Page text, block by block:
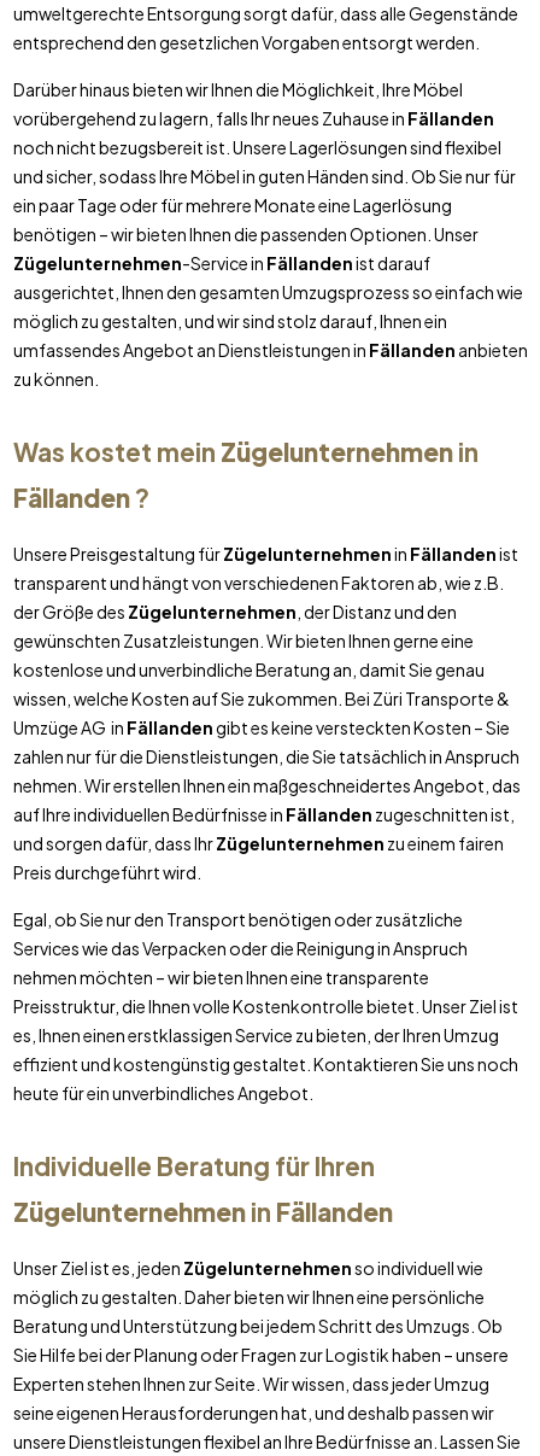
umweltgerechte Entsorgung sorgt dafür, dass alle Gegenstände
entsprechend den gesetzlichen Vorgaben entsorgt werden.
Darüber hinaus bieten wir Ihnen die Möglichkeit, Ihre Möbel
vorübergehend zu lagern, falls Ihr neues Zuhause in Fällanden
noch nicht bezugsbereit ist. Unsere Lagerlösungen sind flexibel
und sicher, sodass Ihre Möbel in guten Händen sind. Ob Sie nur für
ein paar Tage oder für mehrere Monate eine Lagerlösung
benötigen – wir bieten Ihnen die passenden Optionen. Unser
Zügelunternehmen-Service in Fällandenist darauf
ausgerichtet, Ihnen den gesamten Umzugsprozess so einfach wie
möglich zu gestalten, und wir sind stolz darauf, Ihnen ein
umfassendes Angebot an Dienstleistungen in Fällanden anbieten
zu können.
Was kostet mein Zügelunternehmenin
Fällanden?
Unsere Preisgestaltung fürZügelunternehmenin Fällandenist
transparent und hängt von verschiedenen Faktoren ab, wie z.B.
der Größe des Zügelunternehmen , der Distanz und den
gewünschten Zusatzleistungen. Wir bieten Ihnen gerne eine
kostenlose und unverbindliche Beratung an, damit Sie genau
wissen, welche Kosten auf Sie zukommen. Bei Züri Transporte &
Umzüge AG in Fällandengibt es keine versteckten Kosten – Sie
zahlen nur für die Dienstleistungen, die Sie tatsächlich in Anspruch
nehmen. Wir erstellen Ihnen ein maßgeschneidertes Angebot, das
auf Ihre individuellen Bedürfnisse in Fällanden zugeschnitten ist,
und sorgen dafür, dass IhrZügelunternehmen zu einem fairen
Preis durchgeführt wird.
Egal, ob Sie nur den Transport benötigen oder zusätzliche
Services wie das Verpacken oder die Reinigung in Anspruch
nehmen möchten – wir bieten Ihnen eine transparente
Preisstruktur, die Ihnen volle Kostenkontrolle bietet. Unser Ziel ist
es, Ihnen einen erstklassigen Service zu bieten, der Ihren Umzug
effizient und kostengünstig gestaltet. Kontaktieren Sie uns noch
heute für ein unverbindliches Angebot.
Individuelle Beratung für Ihren
Zügelunternehmenin Fällanden
Unser Ziel ist es, jeden Zügelunternehmenso individuell wie
möglich zu gestalten. Daher bieten wir Ihnen eine persönliche
Beratung und Unterstützung bei jedem Schritt des Umzugs. Ob
Sie Hilfe bei der Planung oder Fragen zur Logistik haben – unsere
Experten stehen Ihnen zur Seite. Wir wissen, dass jeder Umzug
seine eigenen Herausforderungen hat, und deshalb passen wir
unsere Dienstleistungen flexibel an Ihre Bedürfnisse an. Lassen Sie